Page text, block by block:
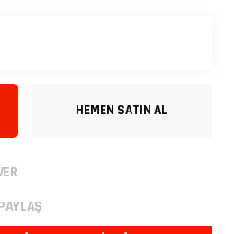
HEMEN SATIN AL